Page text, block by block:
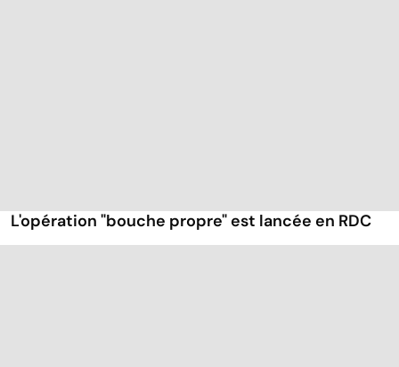
L'opération "bouche propre" est lancée en RDC